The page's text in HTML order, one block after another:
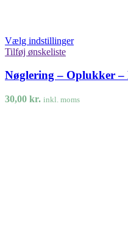
Vælg indstillinger
Tilføj ønskeliste
Nøglering – Oplukker
30,00 kr. inkl. moms